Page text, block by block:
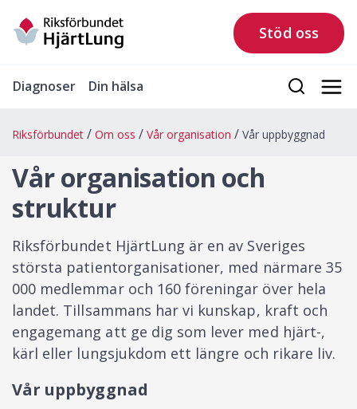
Stöd oss
Diagnoser Din hälsa
Riksförbundet Om oss Vår organisation Vår uppbyggnad
Vår organisation och
struktur
Riksförbundet HjärtLung är en av Sveriges
största patientorganisationer, med närmare 35
000 medlemmar och 160 föreningar över hela
landet. Tillsammans har vi kunskap, kraft och
engagemang att ge dig som lever med hjärt-,
kärl eller lungsjukdom ett längre och rikare liv.
Vår uppbyggnad